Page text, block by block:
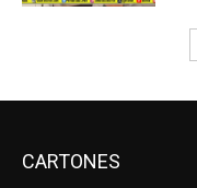
CARTONES